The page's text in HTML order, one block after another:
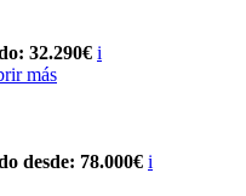
32.290€ i
más
desde: 78.000€ i